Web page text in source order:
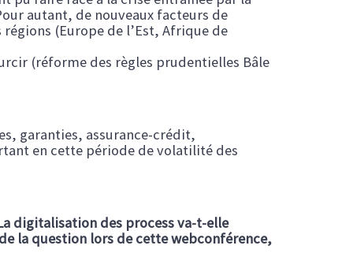
autant, de nouveaux facteurs de
(Europe de l’Est, Afrique de
(réforme des règles prudentielles Bâle
garanties, assurance-crédit,
en cette période de volatilité des
digitalisation des process va-t-elle
la question lors de cette webconférence,